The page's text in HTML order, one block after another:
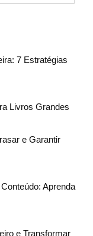
7 Estratégias
Livros Grandes
e Garantir
Aprenda
e Transformar